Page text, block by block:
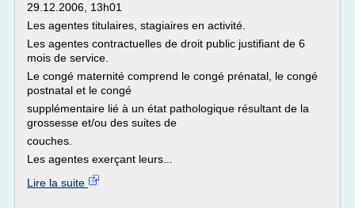
29.12.2006, 13h01
Les agentes titulaires, stagiaires en activité.
Les agentes contractuelles de droit public justifiant de 6
mois de service.
Le congé maternité comprend le congé prénatal, le congé
postnatal et le congé
supplémentaire lié à un état pathologique résultant de la
grossesse et/ou des suites de
couches.
Les agentes exerçant leurs...
Lire la suite